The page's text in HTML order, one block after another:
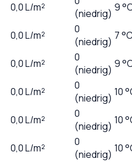
0,0L/m²
(niedrig) 9
0,0L/m²
0
(niedrig) 7
0,0L/m²
0
(niedrig) 9
0,0L/m²
0
(niedrig) 10
0,0L/m²
0
(niedrig) 10
0,0L/m²
0
(niedrig) 10